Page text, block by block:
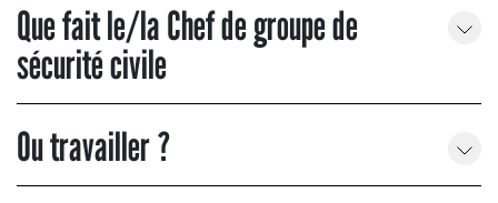
Que fait le/la Chef de groupe de
sécurité civile
Ou travailler ?